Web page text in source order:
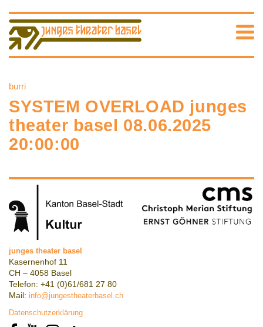
burri
SYSTEM OVERLOAD junges
theater basel 08.06.2025
20:00:00
junges theater basel
Kasernenhof 11
CH – 4058 Basel
Telefon: +41 (0)61/681 27 80
Mail: info@jungestheaterbasel.ch
Datenschutzerklärung